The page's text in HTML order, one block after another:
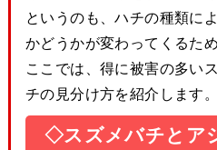
というのも、ハチの種類に
かどうかが変わってくるため
ここでは、得に被害の多い
チの見分け方を紹介します。
◇スズメバチとア